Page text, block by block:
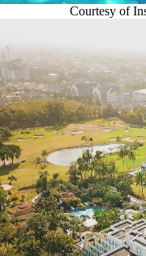
Courtesy of